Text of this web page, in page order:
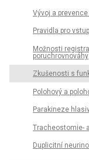
Vývoj a
Pravidla pro
Možnosti
poruchrovnováhy
Zkušenosti s
Polohový a
Parakineze
Tracheostomie-
Duplicitní